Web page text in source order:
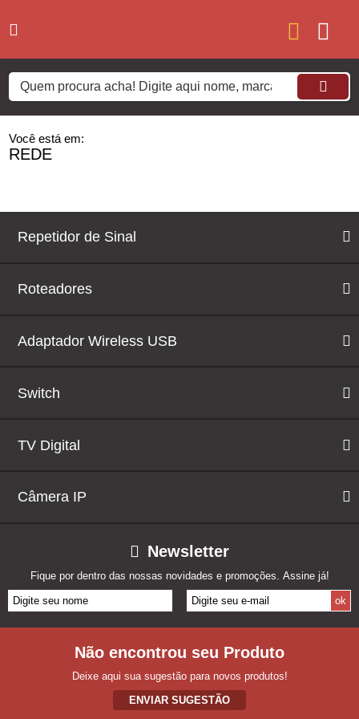
Você está em:
REDE
Repetidor de Sinal
Roteadores
Adaptador Wireless USB
Switch
TV Digital
Câmera IP
Newsletter
Fique por dentro das nossas novidades e promoções. Assine já!
Não encontrou seu Produto
Deixe aqui sua sugestão para novos produtos!
ENVIAR SUGESTÃO